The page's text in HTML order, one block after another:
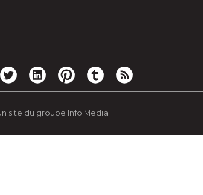
site du groupe Info Media